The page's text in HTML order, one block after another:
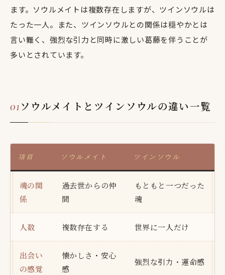
ます。ソウルメイトは複数存在しますが、ツインソウルは
たった一人。また、ツインソウルとの関係は穏やかとは
言い難く、強烈な引力と同時に激しい葛藤を伴うことが
多いとされています。
ソウルメイトとツインソウルの違い一覧
項目 ソウルメイト ツインソウル
魂の関
係
過去世からの仲
間
もともと一つだった
魂
人数 複数存在する 世界に一人だけ
出会い
の感覚
懐かしさ・安心
感
強烈な引力・運命感